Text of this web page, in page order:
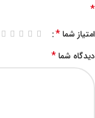
*
امتیاز شما*
دیدگاه شما*